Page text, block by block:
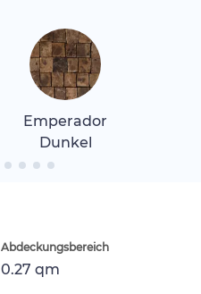
Emperador
Dunkel
Abdeckungsbereich
0.27 qm